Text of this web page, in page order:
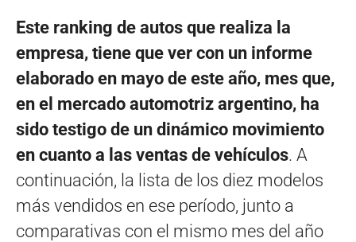
Este ranking de autos que realiza la
empresa, tiene que ver con un informe
elaborado en mayo de este año, mes que,
en el mercado automotriz argentino, ha
sido testigo de un dinámico movimiento
en cuanto a las ventas de vehículos. A
continuación, la lista de los diez modelos
más vendidos en ese período, junto a
comparativas con el mismo mes del año